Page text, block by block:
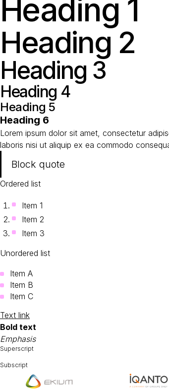
Heading 1
Heading 2
Heading 3
Heading 4
Heading 5
Heading 6
Lorem ipsum dolor sit amet, consectetur
laboris nisi ut aliquip ex ea commodo
Block quote
Ordered list
Item 1
Item 2
Item 3
Unordered list
Item A
Item B
Item C
Text link
Bold text
Emphasis
Superscript
Subscript